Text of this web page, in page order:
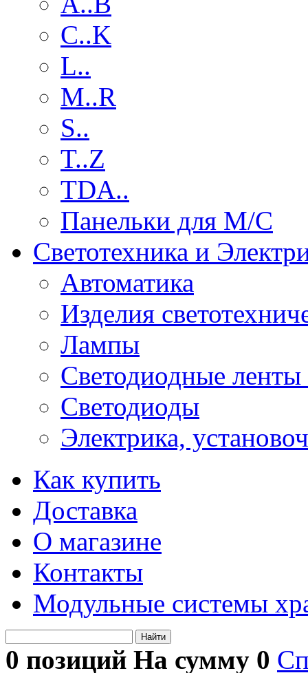
C..K
L..
M..R
S..
T..Z
TDA..
Панельки для М/С
Светотехника и
Автоматика
Изделия
Лампы
Светодиодные
Светодиоды
Электрика,
Как купить
Доставка
О магазине
Контакты
Модульные системы
Найти
0 позиций На сумму 0